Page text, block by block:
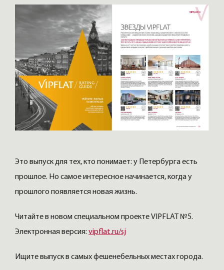
Это выпуск для тех, кто понимает: у Петербурга есть
прошлое. Но самое интересное начинается, когда у
прошлого появляется новая жизнь.
Читайте в новом специальном проекте VIPFLAT №5.
Электронная версия: vipflat.ru/sj
Ищите выпуск в самых фешенебельных местах города.